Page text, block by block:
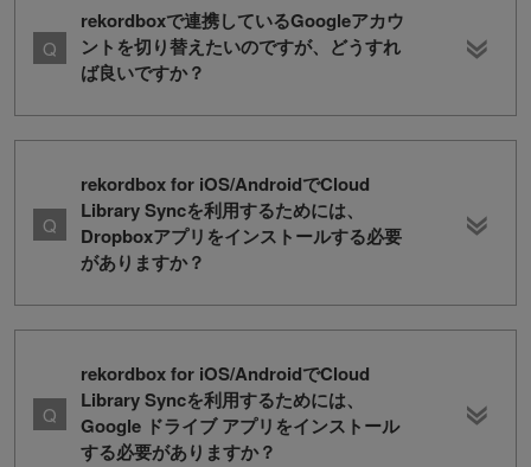
rekordboxで連携しているGoogleアカウ
ントを切り替えたいのですが、どうすれ
ば良いですか？
rekordbox for iOS/AndroidでCloud
Library Syncを利用するためには、
Dropboxアプリをインストールする必要
がありますか？
rekordbox for iOS/AndroidでCloud
Library Syncを利用するためには、
Google ドライブ アプリをインストール
する必要がありますか？